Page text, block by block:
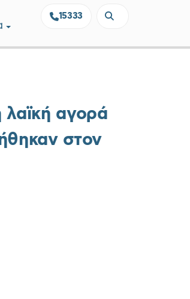
15333
λαϊκή αγορά
στον